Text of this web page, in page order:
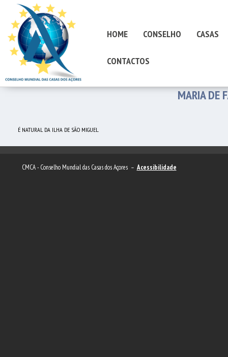
HOME CONSELHO CASAS
CONTACTOS
MARIA DE
É NATURAL DA ILHA DE SÃO MIGUEL.
CMCA - Conselho Mundial das Casas dos Açores – Acessibilidade